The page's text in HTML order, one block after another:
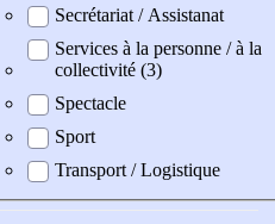
Secrétariat / Assistanat
Services à la personne / à la
collectivité (3)
Spectacle
Sport
Transport / Logistique